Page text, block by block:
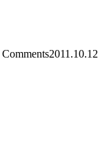
Comments2011.10.12